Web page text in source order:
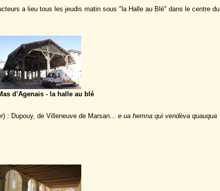
a lieu tous les jeudis matin sous "la Halle au Blé" dans le centre du
d’Agenais - la halle au blé
: Dupouy, de Villeneuve de Marsan...e ua hemna qui vendèva quauqua